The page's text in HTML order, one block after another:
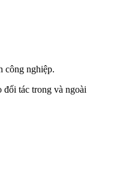
công nghiệp.
tác trong và ngoài